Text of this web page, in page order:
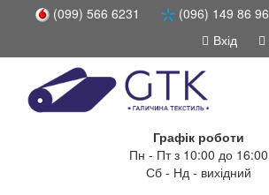
(099) 566 6231
(096) 149 86 96
Вхід
Графік роботи
Пн - Пт з 10:00 до 16:00
Сб - Нд - вихідний